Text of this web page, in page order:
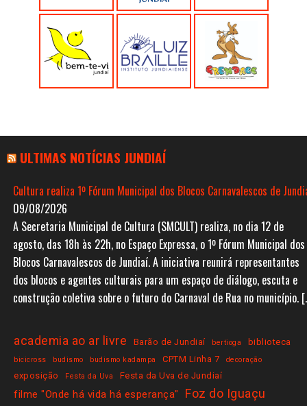
ULTIMAS NOTÍCIAS JUNDIAÍ
Cultura realiza 1º Fórum Municipal dos Blocos Carnavalescos de
09/08/2026
A Secretaria Municipal de Cultura (SMCULT) realiza, no dia 12 de
agosto, das 18h às 22h, no Espaço Expressa, o 1º Fórum Municipal dos
Blocos Carnavalescos de Jundiaí. A iniciativa reunirá representantes
dos blocos e agentes culturais para um espaço de diálogo, escuta e
construção coletiva sobre o futuro do Carnaval de Rua no município.
academia ao ar livre Barão de Jundiaí bertioga biblioteca
bicicross budismo budismo kadampa CPTM Linha 7 decoração
exposição Festa da Uva Festa da Uva de Jundiaí
filme "Onde há vida há esperança"
Foz do Iguaçu